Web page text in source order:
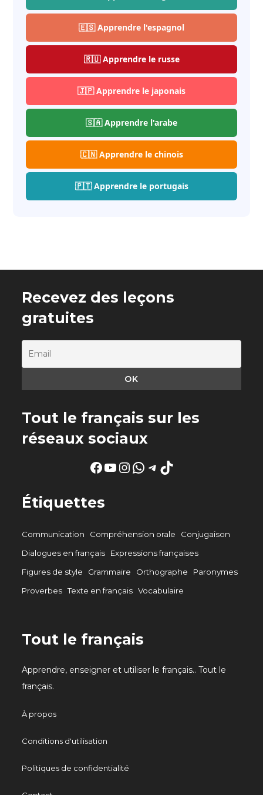
🇪🇸 Apprendre l'espagnol
🇷🇺 Apprendre le russe
🇯🇵 Apprendre le japonais
🇸🇦 Apprendre l'arabe
🇨🇳 Apprendre le chinois
🇵🇹 Apprendre le portugais
Recevez des leçons
gratuites
Tout le français sur les
réseaux sociaux
Facebook
YouTube
Instagram
WhatsApp
Telegram
TikTok
Étiquettes
Communication Compréhension orale
Conjugaison
Dialogues en français
Expressions françaises
Figures de style
Grammaire Orthographe
Paronymes
Proverbes Texte en français Vocabulaire
Tout le français
Apprendre, enseigner et utiliser le français.. Tout le
français.
À propos
Conditions d'utilisation
Politiques de confidentialité